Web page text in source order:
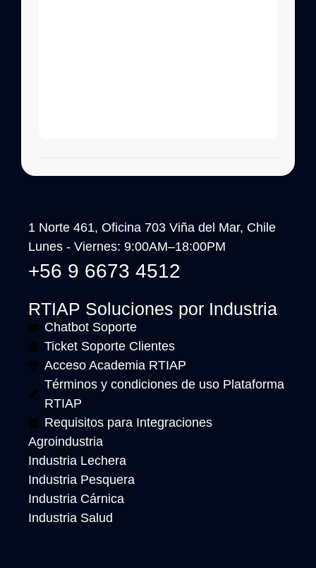
1 Norte 461, Oficina 703 Viña del Mar, Chile
Lunes - Viernes: 9:00AM–18:00PM
+56 9 6673 4512
RTIAP Soluciones por Industria
Chatbot Soporte
Ticket Soporte Clientes
Acceso Academia RTIAP
Términos y condiciones de uso Plataforma
RTIAP
Requisitos para Integraciones
Agroindustria
Industria Lechera
Industria Pesquera
Industria Cárnica
Industria Salud